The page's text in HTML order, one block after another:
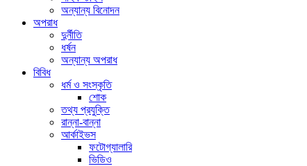
অন্যান্য বিনোদন
অপরাধ
দুর্নীতি
ধর্ষন
অন্যান্য অপরাধ
বিবিধ
ধর্ম ও সংস্কৃতি
শোক
তথ্য প্রযুক্তি
রান্না-বান্না
আর্কাইভস
ফটোগ্যালারি
ভিডিও